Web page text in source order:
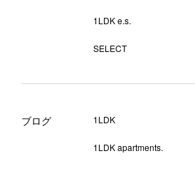
1LDK e.s.
SELECT
ブログ 1LDK
1LDK apartments.